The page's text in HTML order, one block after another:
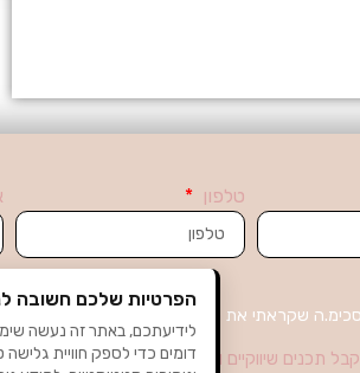
טלפון
שקראתי את
תכנים שיווקיים ועדכונים באימייל. קראתי את
הפרטיות שלכם חשובה
דומים כדי לספק חוויית